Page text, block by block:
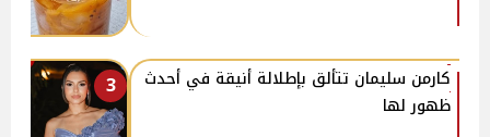
3
كارمن سليمان تتألق بإطلالة أنيقة في أحدث
ظهور لها